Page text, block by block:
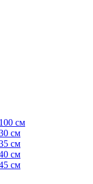
см
см
см
см
см